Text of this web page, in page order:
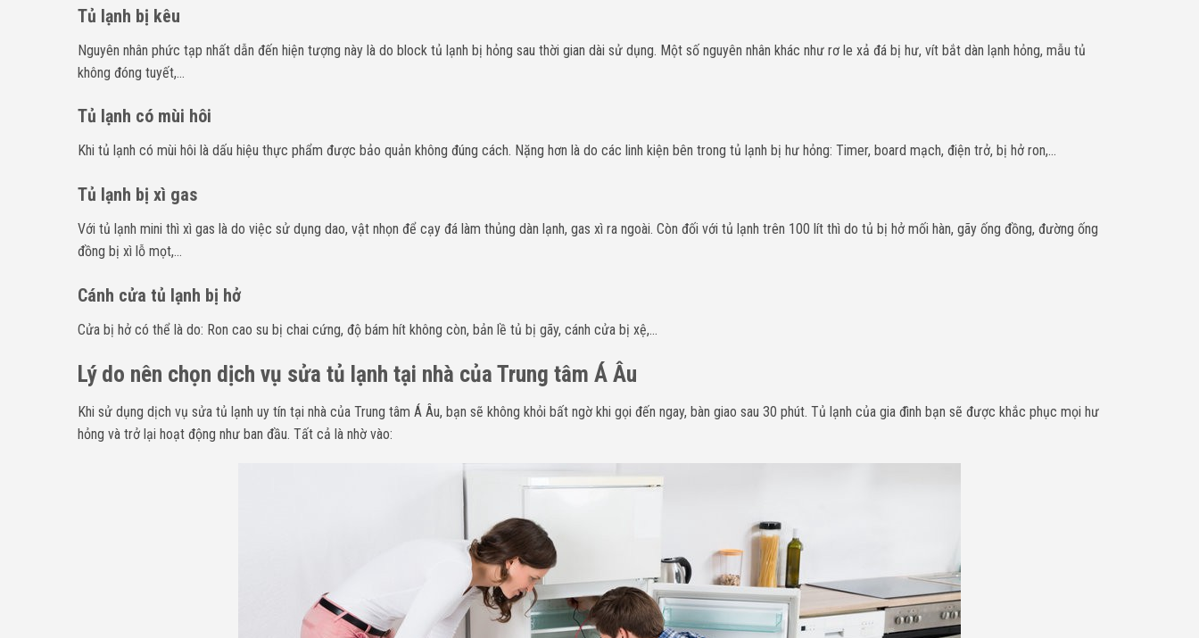
Tủ lạnh bị kêu
Nguyên nhân phức tạp nhất dẫn đến hiện tượng này là do block tủ lạnh bị hỏng sau thời gian dài sử dụng. Một số nguyên nhân khác như rơ le xả đá bị hư, vít bắt dàn lạnh hỏng, mẫu tủ
không đóng tuyết,…
Tủ lạnh có mùi hôi
Khi tủ lạnh có mùi hôi là dấu hiệu thực phẩm được bảo quản không đúng cách. Nặng hơn là do các linh kiện bên trong tủ lạnh bị hư hỏng: Timer, board mạch, điện trở, bị hở ron,…
Tủ lạnh bị xì gas
Với tủ lạnh mini thì xì gas là do việc sử dụng dao, vật nhọn để cạy đá làm thủng dàn lạnh, gas xì ra ngoài. Còn đối với tủ lạnh trên 100 lít thì do tủ bị hở mối hàn, gãy ống đồng, đường ống
đồng bị xì lỗ mọt,…
Cánh cửa tủ lạnh bị hở
Cửa bị hở có thể là do: Ron cao su bị chai cứng, độ bám hít không còn, bản lề tủ bị gãy, cánh cửa bị xệ,…
Lý do nên chọn dịch vụ sửa tủ lạnh tại nhà của Trung tâm Á Âu
Khi sử dụng dịch vụ sửa tủ lạnh uy tín tại nhà của Trung tâm Á Âu, bạn sẽ không khỏi bất ngờ khi gọi đến ngay, bàn giao sau 30 phút. Tủ lạnh của gia đình bạn sẽ được khắc phục mọi hư
hỏng và trở lại hoạt động như ban đầu. Tất cả là nhờ vào: